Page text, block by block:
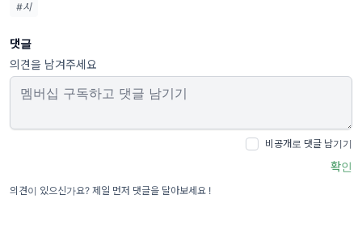
#시
댓글
의견을 남겨주세요
비공개로 댓글 남기기
확인
의견이 있으신가요? 제일 먼저 댓글을 달아보세요 !